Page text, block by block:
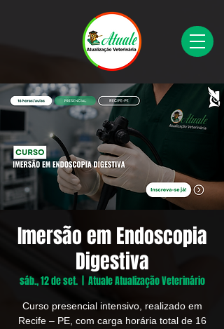
Imersão em Endoscopia
Digestiva
sáb., 12 de set.
  |
Atuale Atualização Veterinário
Curso presencial intensivo, realizado em
Recife – PE, com carga horária total de 16